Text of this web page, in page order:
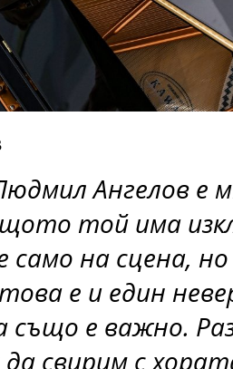
Ангелов е
той има
на сцена,
е и един
също е важно.
свирим с